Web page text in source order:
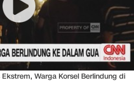
Warga Korsel Berlindung di